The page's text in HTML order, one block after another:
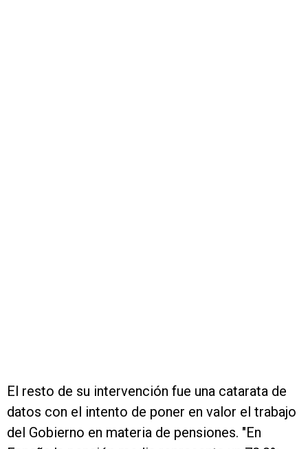
El resto de su intervención fue una catarata de
datos con el intento de poner en valor el trabajo
del Gobierno en materia de pensiones. "En